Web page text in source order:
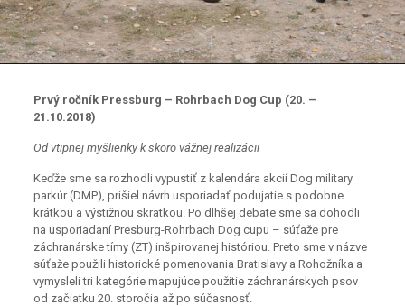
Prvý ročník Pressburg – Rohrbach Dog Cup (20. –
21.10.2018)
Od vtipnej myšlienky k skoro vážnej realizácii
Keďže sme sa rozhodli vypustiť z kalendára akcií Dog military
parkúr (DMP), prišiel návrh usporiadať podujatie s podobne
krátkou a výstižnou skratkou. Po dlhšej debate sme sa dohodli
na usporiadaní Presburg-Rohrbach Dog cupu – súťaže pre
záchranárske tímy (ZT) inšpirovanej históriou. Preto sme v názve
súťaže použili historické pomenovania Bratislavy a Rohožníka a
vymysleli tri kategórie mapujúce použitie záchranárskych psov
od začiatku 20. storočia až po súčasnosť.